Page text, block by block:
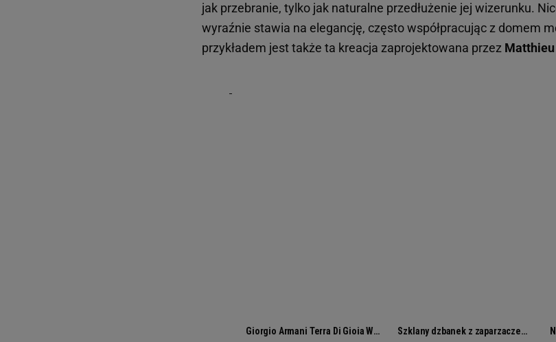
jak przebranie, tylko jak naturalne przedłużenie jej wizerunku.
wyraźnie stawia na elegancję, często współpracując z domem
przykładem jest także ta kreacja zaprojektowana przez Matthieu